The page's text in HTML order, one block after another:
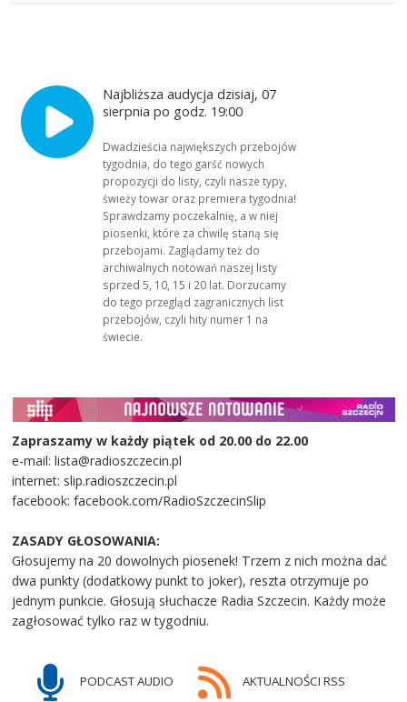
Najbliższa audycja dzisiaj, 07
sierpnia po godz. 19:00
Dwadzieścia największych przebojów
tygodnia, do tego garść nowych
propozycji do listy, czyli nasze typy,
świeży towar oraz premiera tygodnia!
Sprawdzamy poczekalnię, a w niej
piosenki, które za chwilę staną się
przebojami. Zaglądamy też do
archiwalnych notowań naszej listy
sprzed 5, 10, 15 i 20 lat. Dorzucamy
do tego przegląd zagranicznych list
przebojów, czyli hity numer 1 na
świecie.
Zapraszamy w każdy piątek od 20.00 do 22.00
e-mail: lista@radioszczecin.pl
internet: slip.radioszczecin.pl
facebook: facebook.com/RadioSzczecinSlip
ZASADY GŁOSOWANIA:
Głosujemy na 20 dowolnych piosenek! Trzem z nich można dać
dwa punkty (dodatkowy punkt to joker), reszta otrzymuje po
jednym punkcie. Głosują słuchacze Radia Szczecin. Każdy może
zagłosować tylko raz w tygodniu.
PODCAST AUDIO AKTUALNOŚCI RSS